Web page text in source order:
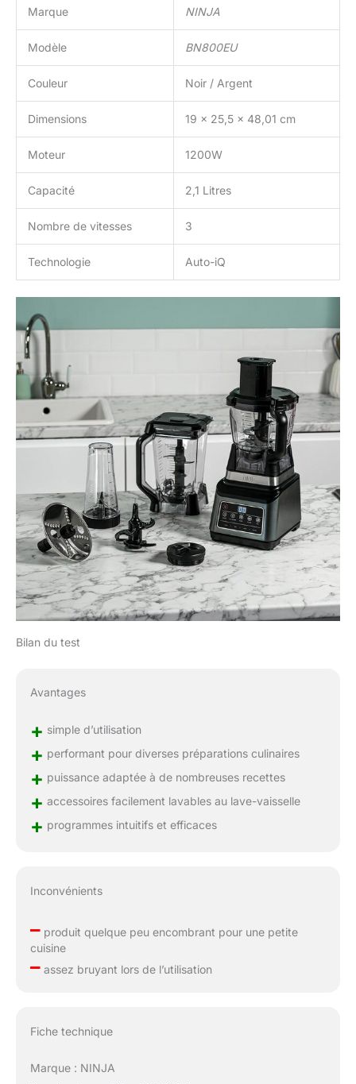
Marque NINJA
Modèle BN800EU
Couleur Noir / Argent
Dimensions 19 x 25,5 x 48,01 cm
Moteur 1200W
Capacité 2,1 Litres
Nombre de vitesses 3
Technologie Auto-iQ
Bilan du test
Avantages
+ simple d’utilisation
+ performant pour diverses préparations culinaires
+ puissance adaptée à de nombreuses recettes
+ accessoires facilement lavables au lave-vaisselle
+ programmes intuitifs et efficaces
Inconvénients
–produit quelque peu encombrant pour une petite
cuisine
–assez bruyant lors de l’utilisation
Fiche technique
Marque : NINJA